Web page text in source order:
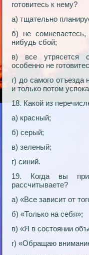
готовитесь к нему?
а) тщательно
б) не сомневаетесь,
нибудь сбой;
в) все утрясется
особенно не
г) до самого отъезда
и только потом
18. Какой из
а) красный;
б) серый;
в) зеленый;
г) синий.
19. Когда вы
рассчитываете?
а) «Все зависит от
б) «Только на себя»;
в) «Я в состоянии
г) «Обращаю